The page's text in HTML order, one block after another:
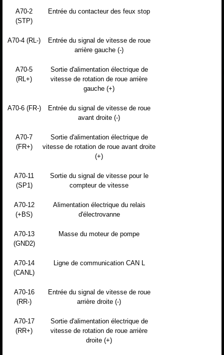
A70-2
(STP)
Entrée du contacteur des feux stop
A70-4 (RL-)
Entrée du signal de vitesse de roue
arrière gauche (-)
A70-5
(RL+)
Sortie d'alimentation électrique de
vitesse de rotation de roue arrière
gauche (+)
A70-6 (FR-)
Entrée du signal de vitesse de roue
avant droite (-)
A70-7
(FR+)
Sortie d'alimentation électrique de
vitesse de rotation de roue avant droite
(+)
A70-11
(SP1)
Sortie du signal de vitesse pour le
compteur de vitesse
A70-12
(+BS)
Alimentation électrique du relais
d'électrovanne
A70-13
(GND2)
Masse du moteur de pompe
A70-14
(CANL)
Ligne de communication CAN L
A70-16
(RR-)
Entrée du signal de vitesse de roue
arrière droite (-)
A70-17
(RR+)
Sortie d'alimentation électrique de
vitesse de rotation de roue arrière
droite (+)